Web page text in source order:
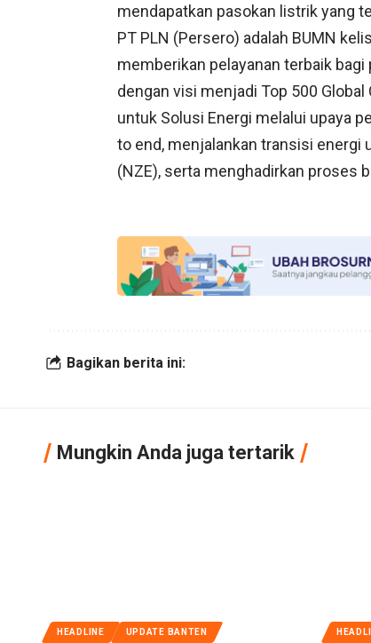
mendapatkan pasokan listrik yang
PT PLN (Persero) adalah BUMN
memberikan pelayanan terbaik
dengan visi menjadi Top 500
untuk Solusi Energi melalui upaya
to end, menjalankan transisi
(NZE), serta menghadirkan proses
Bagikan berita ini:
Mungkin Anda juga tertarik
HEADLINE UPDATE BANTEN